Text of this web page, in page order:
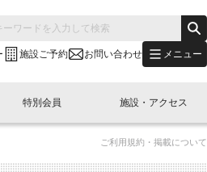
施設ご予約 お問い合わせ メニュー
"LINK-BioBAY TOKYO"？
LINK-J WEST
特別会員
し込み
施設・アクセス
予約
ご利用規約・掲載について